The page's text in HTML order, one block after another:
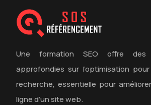
Une formation SEO offre des
approfondies sur l’optimisation
recherche, essentielle pour
ligne d’un site web.